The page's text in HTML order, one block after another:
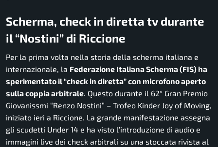
Scherma, check in diretta tv durante
il “Nostini” di Riccione
Per la prima volta nella storia della scherma italiana e
internazionale, la Federazione Italiana Scherma (FIS) ha
sperimentato il “check in diretta” con microfono aperto
sulla coppia arbitrale. Questo durante il 62° Gran Premio
Giovanissmi “Renzo Nostini” – Trofeo Kinder Joy of Moving,
iniziato ieri a Riccione. La grande manifestazione assegna
gli scudetti Under 14 e ha visto l’introduzione di audio e
immagini live dei check arbitrali su una stoccata rivista al